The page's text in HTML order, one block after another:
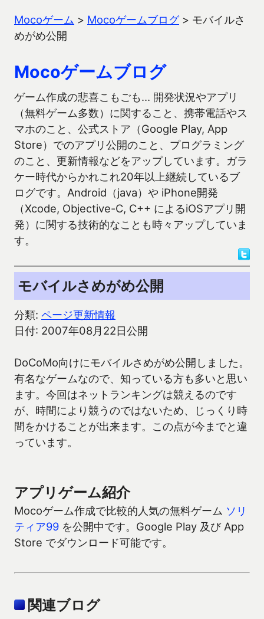
Mocoゲーム > Mocoゲームブログ> モバイルさ
めがめ公開
Mocoゲームブログ
ゲーム作成の悲喜こもごも… 開発状況やアプリ
（無料ゲーム多数）に関すること、携帯電話やス
マホのこと、公式ストア（Google Play, App
Store）でのアプリ公開のこと、プログラミング
のこと、更新情報などをアップしています。ガラ
ケー時代からかれこれ20年以上継続しているブ
ログです。Android（java）や iPhone開発
（Xcode, Objective-C, C++ によるiOSアプリ開
発）に関する技術的なことも時々アップしていま
す。
モバイルさめがめ公開
分類: ページ更新情報
日付: 2007年08月22日公開
DoCoMo向けにモバイルさめがめ公開しました。
有名なゲームなので、知っている方も多いと思い
ます。今回はネットランキングは競えるのです
が、時間により競うのではないため、じっくり時
間をかけることが出来ます。この点が今までと違
っています。
アプリゲーム紹介
Mocoゲーム作成で比較的人気の無料ゲーム ソリ
ティア99 を公開中です。Google Play 及び App
Store でダウンロード可能です。
関連ブログ